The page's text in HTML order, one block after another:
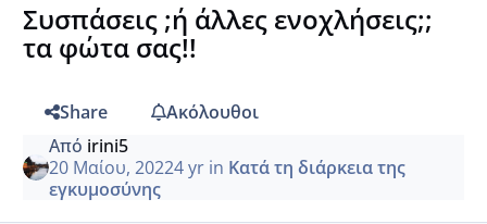
Συσπάσεις ;ή άλλες ενοχλήσεις;;
τα φώτα σας!!
Share
Ακόλουθοι
Από irini5
20 Μαίου, 20224 yrin Κατά τη διάρκεια της
εγκυμοσύνης